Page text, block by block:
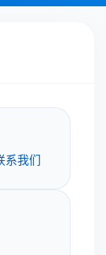
系我们